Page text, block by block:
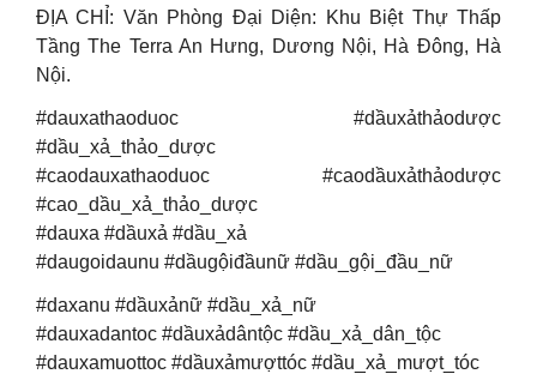
ĐỊA CHỈ: Văn Phòng Đại Diện: Khu Biệt Thự Thấp
Tầng The Terra An Hưng, Dương Nội, Hà Đông, Hà
Nội.
#dauxathaoduoc #dầuxảthảodược
#dầu_xả_thảo_dược
#caodauxathaoduoc #caodầuxảthảodược
#cao_dầu_xả_thảo_dược
#dauxa #dầuxả #dầu_xả
#daugoidaunu #dầugộiđầunữ #dầu_gội_đầu_nữ
#daxanu #dầuxảnữ #dầu_xả_nữ
#dauxadantoc #dầuxảdântộc #dầu_xả_dân_tộc
#dauxamuottoc #dầuxảmượttóc #dầu_xả_mượt_tóc